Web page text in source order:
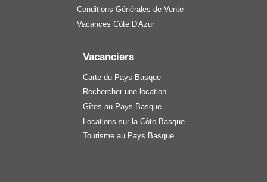
Conditions Générales de Vente
Vacances Côte D'Azur
Vacanciers
Carte du Pays Basque
Rechercher une location
Gîtes au Pays Basque
Locations sur la Côte Basque
Tourisme au Pays Basque